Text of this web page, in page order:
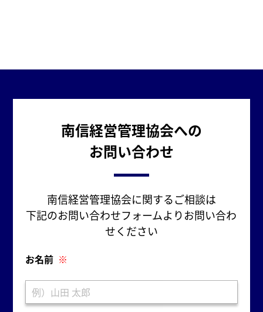
南信経営管理協会への
お問い合わせ
南信経営管理協会に関するご相談は
下記のお問い合わせフォームよりお問い合わ
せください
お名前 ※